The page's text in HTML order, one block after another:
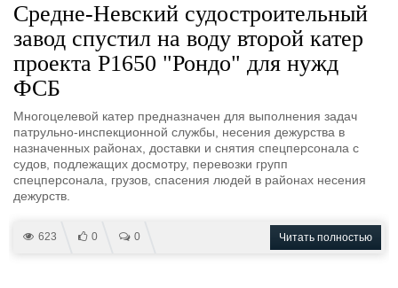
Средне-Невский судостроительный
завод спустил на воду второй катер
проекта Р1650 "Рондо" для нужд
ФСБ
Многоцелевой катер предназначен для выполнения задач
патрульно-инспекционной службы, несения дежурства в
назначенных районах, доставки и снятия спецперсонала с
судов, подлежащих досмотру, перевозки групп
спецперсонала, грузов, спасения людей в районах несения
дежурств.
623 0 0 Читать полностью